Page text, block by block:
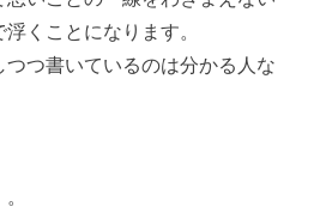
くことになります。
つ書いているのは分かる人な